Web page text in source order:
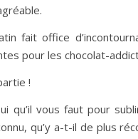
fait office
pour les chocolat-
!
qu’il vous faut pour
qu’y a-t-il de plus